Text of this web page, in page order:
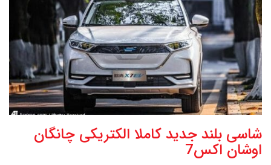
شاسی بلند جدید کاملا الکتریکی چانگان
اوشان اکس7